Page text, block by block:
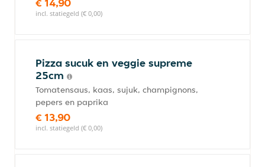
incl. statiegeld (€ 0,00)
Pizza sucuk en veggie supreme
25cm
Tomatensaus, kaas, sujuk, champignons,
pepers en paprika
€ 13,90
incl. statiegeld (€ 0,00)